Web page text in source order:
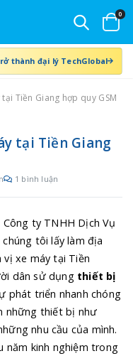
0
thành đại lý TechGlobal
Tiền Giang hợp quy GSM
tại Tiền Giang
1 bình luận
Công ty TNHH Dịch Vụ
chúng tôi lấy làm địa
xe máy tại Tiền
dân sử dụng thiết bị
phát triển nhanh chóng
những thiết bị như
nhu cầu của mình.
năm kinh nghiệm trong